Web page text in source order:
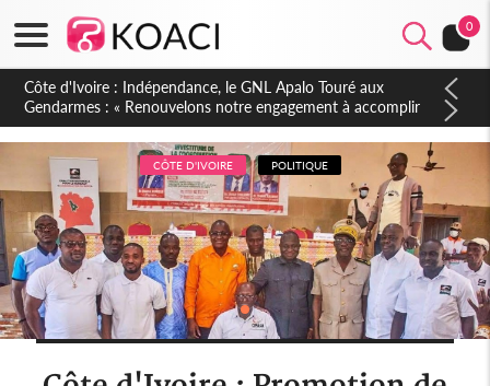
0
Sierra Leone : Un projet de réforme constitutionnelle en
gestation, points clés des amendements, un exclu d'avance
CÔTE D'IVOIRE POLITIQUE